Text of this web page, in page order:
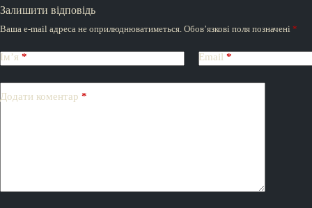
Залишити відповідь
Ваша e-mail адреса не оприлюднюватиметься. Обов’язкові поля позначені *
Ім’я * Email *
Додати коментар *